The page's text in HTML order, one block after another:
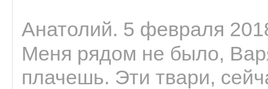
Анатолий. 5 февраля
Меня рядом не было,
плачешь. Эти твари,